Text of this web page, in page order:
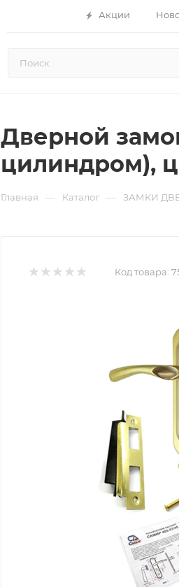
Акции
Дверной
цилиндром),
Главная — Каталог — ЗАМКИ
Код товара: